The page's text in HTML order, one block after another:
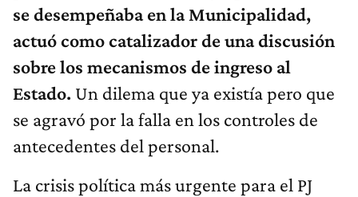
se desempeñaba en la Municipalidad,
actuó como catalizador de una discusión
sobre los mecanismos de ingreso al
Estado. Un dilema que ya existía pero que
se agravó por la falla en los controles de
antecedentes del personal.
La crisis política más urgente para el PJ